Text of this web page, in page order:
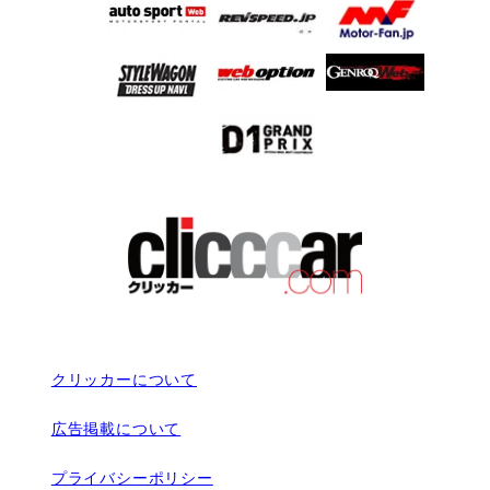
クリッカーについて
広告掲載について
プライバシーポリシー